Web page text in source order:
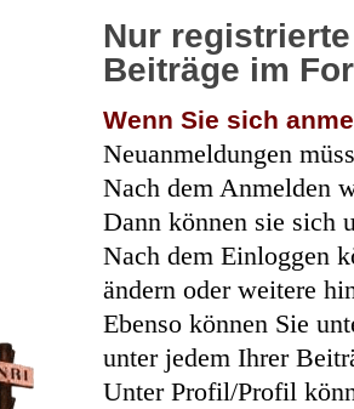
Nur
Beiträge im
Wenn Sie sich
Neuanmeldungen
Nach dem Anmelden
Dann können sie sich
Nach dem Einloggen
ändern oder weitere
Ebenso können Sie
unter jedem Ihrer
Unter Profil/Profil